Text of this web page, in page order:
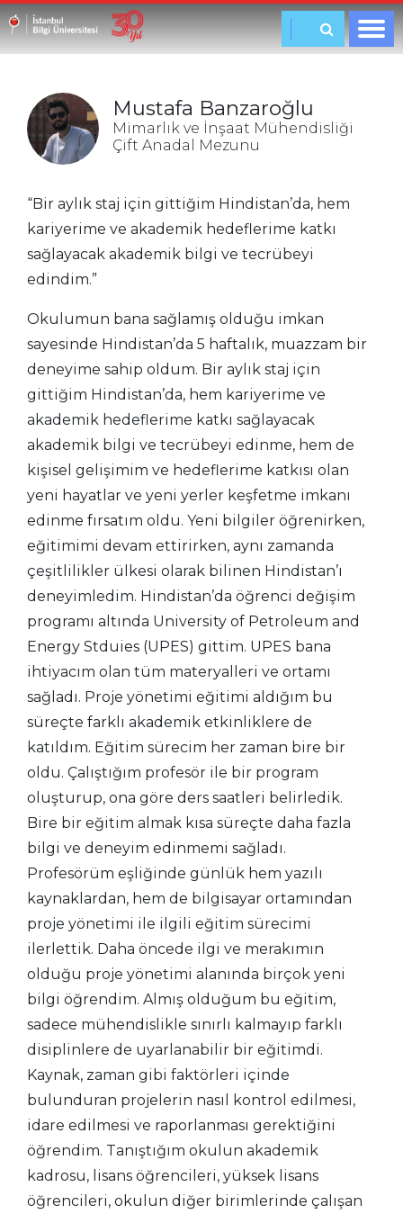
Mustafa Banzaroğlu
Mimarlık ve İnşaat Mühendisliği
Çift Anadal Mezunu
“Bir aylık staj için gittiğim Hindistan’da, hem
kariyerime ve akademik hedeflerime katkı
sağlayacak akademik bilgi ve tecrübeyi
edindim.”
Okulumun bana sağlamış olduğu imkan
sayesinde Hindistan’da 5 haftalık, muazzam bir
deneyime sahip oldum. Bir aylık staj için
gittiğim Hindistan’da, hem kariyerime ve
akademik hedeflerime katkı sağlayacak
akademik bilgi ve tecrübeyi edinme, hem de
kişisel gelişimim ve hedeflerime katkısı olan
yeni hayatlar ve yeni yerler keşfetme imkanı
edinme fırsatım oldu. Yeni bilgiler öğrenirken,
eğitimimi devam ettirirken, aynı zamanda
çeşitlilikler ülkesi olarak bilinen Hindistan’ı
deneyimledim. Hindistan’da öğrenci değişim
programı altında University of Petroleum and
Energy Stduies (UPES) gittim. UPES bana
ihtiyacım olan tüm materyalleri ve ortamı
sağladı. Proje yönetimi eğitimi aldığım bu
süreçte farklı akademik etkinliklere de
katıldım. Eğitim sürecim her zaman bire bir
oldu. Çalıştığım profesör ile bir program
oluşturup, ona göre ders saatleri belirledik.
Bire bir eğitim almak kısa süreçte daha fazla
bilgi ve deneyim edinmemi sağladı.
Profesörüm eşliğinde günlük hem yazılı
kaynaklardan, hem de bilgisayar ortamından
proje yönetimi ile ilgili eğitim sürecimi
ilerlettik. Daha öncede ilgi ve merakımın
olduğu proje yönetimi alanında birçok yeni
bilgi öğrendim. Almış olduğum bu eğitim,
sadece mühendislikle sınırlı kalmayıp farklı
disiplinlere de uyarlanabilir bir eğitimdi.
Kaynak, zaman gibi faktörleri içinde
bulunduran projelerin nasıl kontrol edilmesi,
idare edilmesi ve raporlanması gerektiğini
öğrendim. Tanıştığım okulun akademik
kadrosu, lisans öğrencileri, yüksek lisans
öğrencileri, okulun diğer birimlerinde çalışan